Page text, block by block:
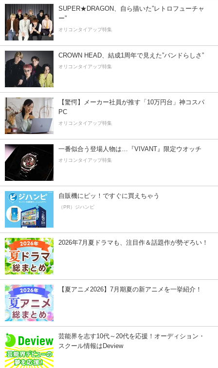
SUPER★DRAGON、自ら描いた”レトロフューチャ
ー”
オリコンタイアップ特集
CROWN HEAD、結成1周年で見えた”バンドらしさ”
オリコンタイアップ特集
【驚愕】メーカー社員が推す「10万円台」神コスパ
PC
オリコンタイアップ特集
一番似合う登場人物は…『VIVANT』限定ウオッチ
オリコンタイアップ特集
自販機にピッ！ですぐに買えちゃう
（PR）ジハンピ
2026年7月夏ドラマも、注目作＆話題作が勢ぞろい！
【夏アニメ2026】7月期夏の新アニメを一挙紹介！
芸能界を志す10代～20代を応援！オーディション・
スクール情報はDeview